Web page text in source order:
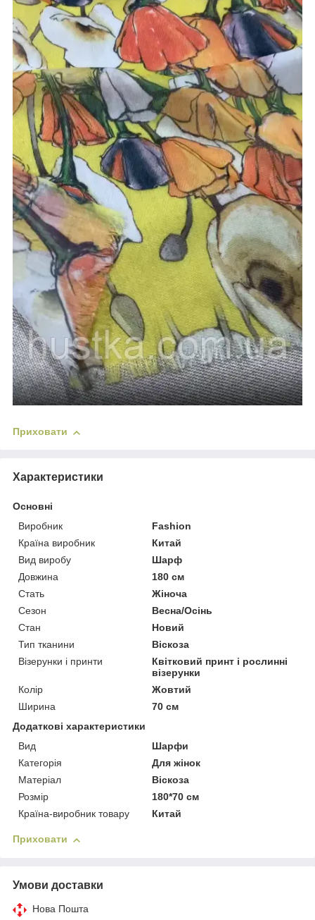
Приховати
Характеристики
Основні
Виробник
Fashion
Країна виробник
Китай
Вид виробу
Шарф
Довжина
180 см
Стать
Жіноча
Сезон
Весна/Осінь
Стан
Новий
Тип тканини
Віскоза
Візерунки і принти
Квітковий принт і рослинні
візерунки
Колір
Жовтий
Ширина
70 см
Додаткові характеристики
Вид
Шарфи
Категорія
Для жінок
Матеріал
Віскоза
Розмір
180*70 см
Країна-виробник товару
Китай
Приховати
Умови доставки
Нова Пошта